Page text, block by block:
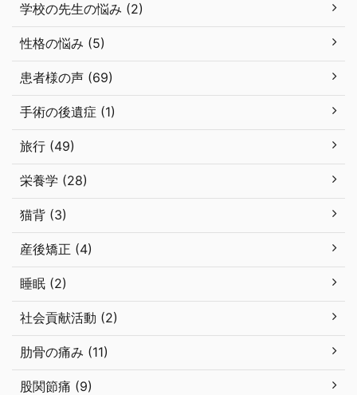
学校の先生の悩み (2)
性格の悩み (5)
患者様の声 (69)
手術の後遺症 (1)
旅行 (49)
栄養学 (28)
猫背 (3)
産後矯正 (4)
睡眠 (2)
社会貢献活動 (2)
肋骨の痛み (11)
股関節痛 (9)